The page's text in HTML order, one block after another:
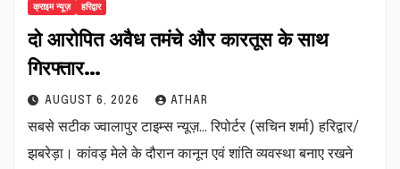
क्राइम न्यूज़ हरिद्वार
दो आरोपित अवैध तमंचे और कारतूस के साथ
गिरफ्तार…
AUGUST 6, 2026 ATHAR
सबसे सटीक ज्वालापुर टाइम्स न्यूज़… रिपोर्टर (सचिन शर्मा) हरिद्वार/
झबरेड़ा। कांवड़ मेले के दौरान कानून एवं शांति व्यवस्था बनाए रखने